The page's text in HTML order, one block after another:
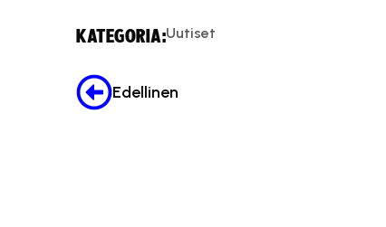
KATEGORIA:Uutiset
Edellinen